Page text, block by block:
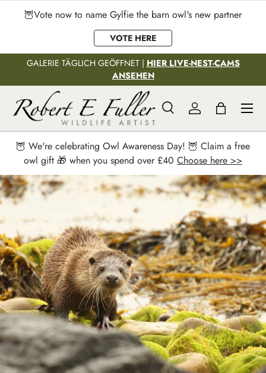
Direkt zum Inhalt
🦉Vote now to name Gylfie the barn owl's new partner
VOTE HERE
GALERIE TÄGLICH GEÖFFNET | HIER LIVE-NEST-CAMS
ANSEHEN
Suchen
Suchen
SucheEinloggen
Menü
🦉 We're celebrating Owl Awareness Day! 🦉 Claim a free
owl gift 🎁 when you spend over £40 Choose here >>